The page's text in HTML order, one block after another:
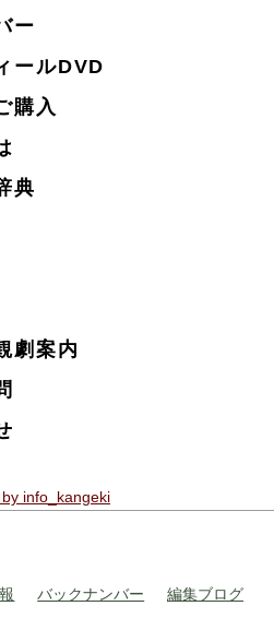
ー
ールDVD
購入
典
劇案内
info_kangeki
バックナンバー 編集ブログ